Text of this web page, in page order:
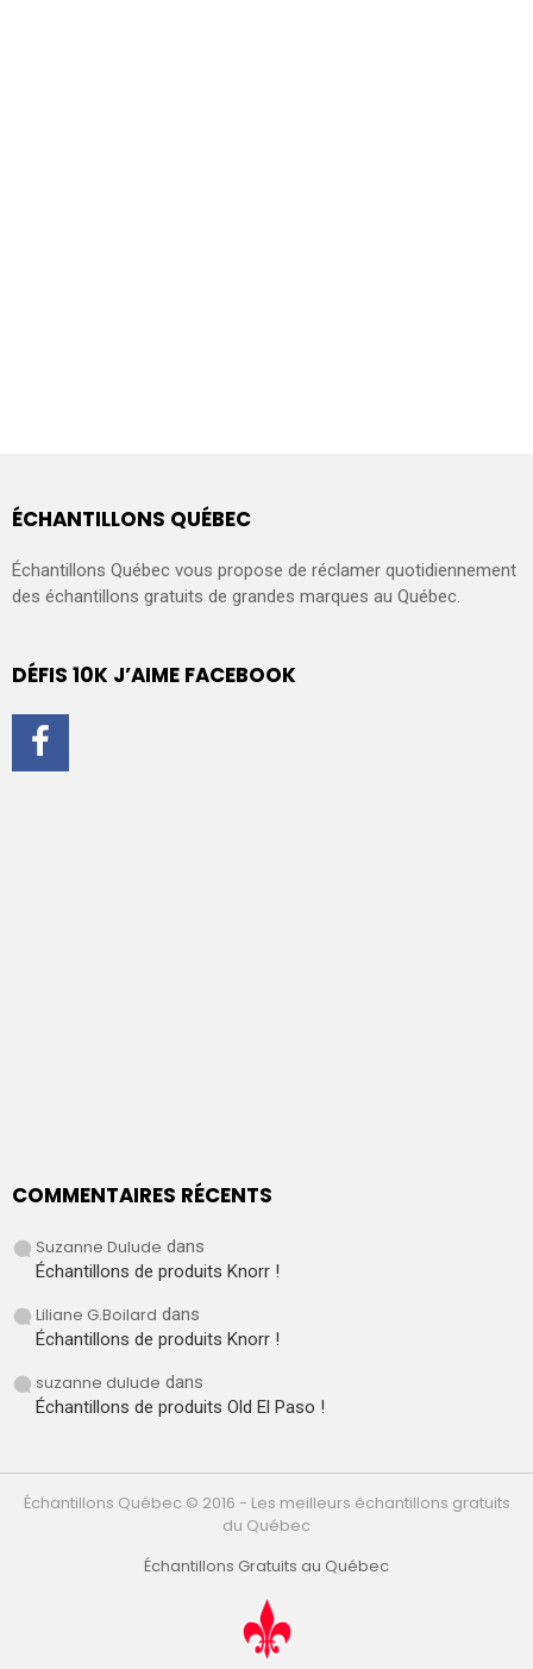
ÉCHANTILLONS QUÉBEC
Échantillons Québec vous propose de réclamer quotidiennement
des échantillons gratuits de grandes marques au Québec.
DÉFIS 10K J’AIME FACEBOOK
COMMENTAIRES RÉCENTS
Suzanne Dulude dans
Échantillons de produits Knorr !
Liliane G.Boilard dans
Échantillons de produits Knorr !
suzanne dulude dans
Échantillons de produits Old El Paso !
Échantillons Québec © 2016 - Les meilleurs échantillons gratuits
du Québec
Échantillons Gratuits au Québec